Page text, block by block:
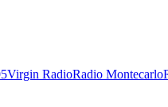
Virgin RadioRadio Montecarlo